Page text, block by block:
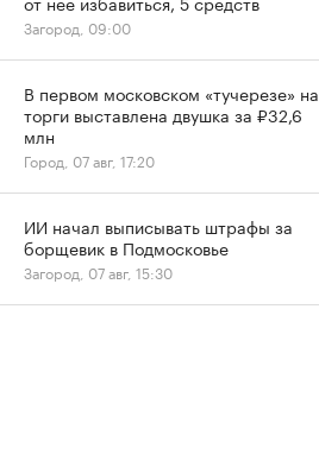
Загород, 09:00
В первом московском «тучерезе» на
торги выставлена двушка за ₽32,6
млн
Город, 07 авг, 17:20
ИИ начал выписывать штрафы за
борщевик в Подмосковье
Загород, 07 авг, 15:30